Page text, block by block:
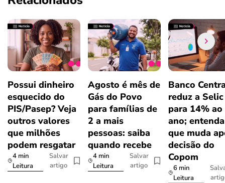
Possui dinheiro
esquecido do
PIS/Pasep? Veja
outros valores
que milhões
podem resgatar
4 min
Leitura
Salvar
artigo
Agosto é mês de
Gás do Povo
para famílias de
2 a mais
pessoas: saiba
quando recebe
4 min
Leitura
Salvar
artigo
Banco
reduz a Selic
para 14% ao
ano;
que muda
decisão do
Copom
6 min
Leitura